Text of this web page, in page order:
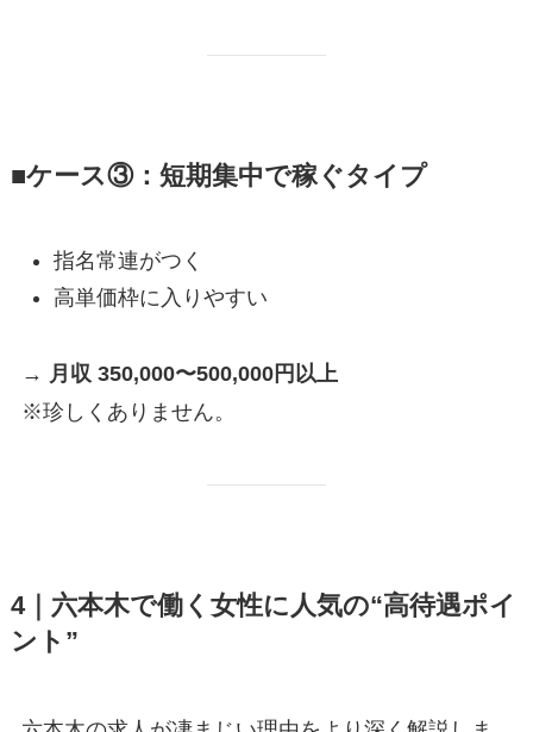
■ケース③：短期集中で稼ぐタイプ
指名常連がつく
高単価枠に入りやすい
→ 月収 350,000〜500,000円以上
※珍しくありません。
4｜六本木で働く女性に人気の“高待遇ポイ
ント”